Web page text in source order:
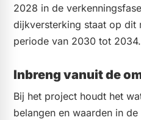
2028 in de
dijkversterking staat op dit
periode van 2030 tot 2034.
Inbreng vanuit de
Bij het project houdt het
belangen en waarden in